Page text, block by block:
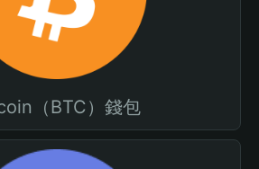
（BTC）錢包